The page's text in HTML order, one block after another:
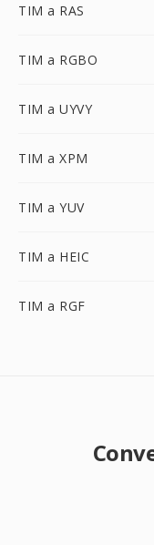
TIM a RAS
TIM a RGBO
TIM a UYVY
TIM a XPM
TIM a YUV
TIM a HEIC
TIM a RGF